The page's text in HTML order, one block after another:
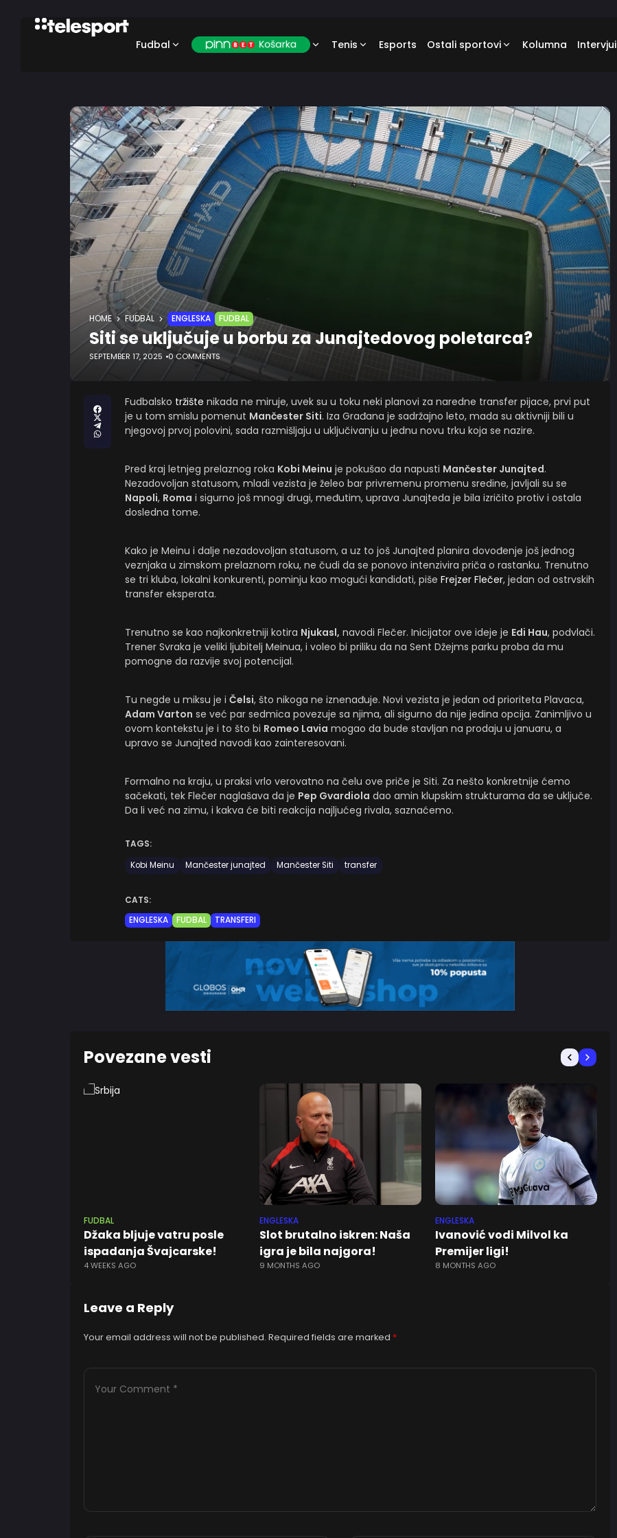
Fudbal Tenis Esports Ostali sportovi Kolumna Intervjui
HOME FUDBAL ENGLESKA FUDBAL
Siti se uključuje u borbu za Junajtedovog poletarca?
SEPTEMBER 17, 2025 0 COMMENTS
Fudbalsko tržište nikada ne miruje, uvek su u toku neki planovi za naredne transfer pijace, prvi put
je u tom smislu pomenut Mančester Siti. Iza Građana je sadržajno leto, mada su aktivniji bili u
njegovoj prvoj polovini, sada razmišljaju u uključivanju u jednu novu trku koja se nazire.
Pred kraj letnjeg prelaznog roka Kobi Meinu je pokušao da napusti Mančester Junajted.
Nezadovoljan statusom, mladi vezista je želeo bar privremenu promenu sredine, javljali su se
Napoli, Roma i sigurno još mnogi drugi, međutim, uprava Junajteda je bila izričito protiv i ostala
dosledna tome.
Kako je Meinu i dalje nezadovoljan statusom, a uz to još Junajted planira dovođenje još jednog
veznjaka u zimskom prelaznom roku, ne čudi da se ponovo intenzivira priča o rastanku. Trenutno
se tri kluba, lokalni konkurenti, pominju kao mogući kandidati, piše Frejzer Flečer, jedan od ostrvskih
transfer eksperata.
Trenutno se kao najkonkretniji kotira Njukasl, navodi Flečer. Inicijator ove ideje je Edi Hau, podvlači.
Trener Svraka je veliki ljubitelj Meinua, i voleo bi priliku da na Sent Džejms parku proba da mu
pomogne da razvije svoj potencijal.
Tu negde u miksu je i Čelsi, što nikoga ne iznenađuje. Novi vezista je jedan od prioriteta Plavaca,
Adam Varton se već par sedmica povezuje sa njima, ali sigurno da nije jedina opcija. Zanimljivo u
ovom kontekstu je i to što bi Romeo Lavia mogao da bude stavljan na prodaju u januaru, a
upravo se Junajted navodi kao zainteresovani.
Formalno na kraju, u praksi vrlo verovatno na čelu ove priče je Siti. Za nešto konkretnije ćemo
sačekati, tek Flečer naglašava da je Pep Gvardiola dao amin klupskim strukturama da se uključe.
Da li već na zimu, i kakva će biti reakcija najljućeg rivala, saznaćemo.
TAGS:
Kobi Meinu
Mančester junajted Mančester Siti transfer
CATS:
ENGLESKA
FUDBAL TRANSFERI
Povezane vesti
FUDBAL
Džaka bljuje vatru posle
ispadanja Švajcarske!
4 WEEKS AGO
ENGLESKA
Slot brutalno iskren: Naša
igra je bila najgora!
9 MONTHS AGO
ENGLESKA
Ivanović vodi Milvol ka
Premijer ligi!
8 MONTHS AGO
Leave a Reply
Your email address will not be published. Required fields are marked *